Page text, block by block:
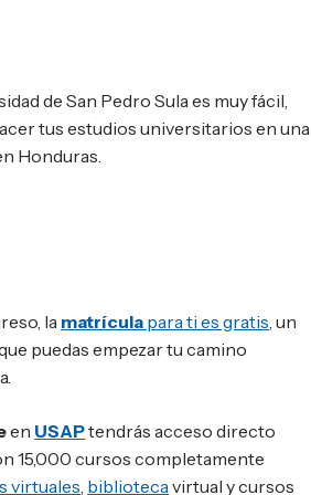
de San Pedro Sula es muy fácil,
tus estudios universitarios en una
Honduras.
la matrícula para ti es gratis , un
puedas empezar tu camino
en USAPtendrás acceso directo
15,000 cursos completamente
virtuales, bibliotecavirtual y cursos